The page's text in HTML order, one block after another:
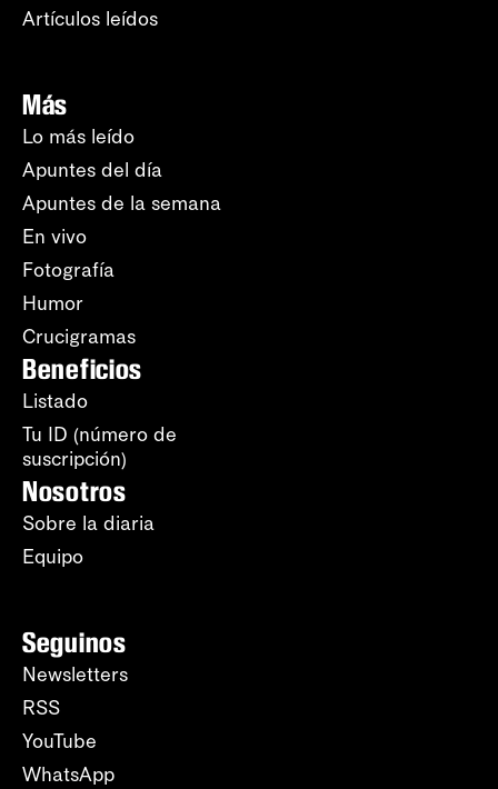
Artículos leídos
Más
Lo más leído
Apuntes del día
Apuntes de la semana
En vivo
Fotografía
Humor
Crucigramas
Beneficios
Listado
Tu ID (número de
suscripción)
Nosotros
Sobre la diaria
Equipo
Seguinos
Newsletters
RSS
YouTube
WhatsApp